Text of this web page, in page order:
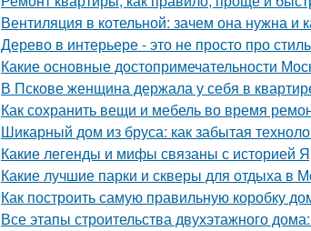
Вентиляция в котельной: зачем она нужна и
Дерево в интерьере - это не просто про
Какие основные достопримечательности
В Пскове женщина держала у себя в
Как сохранить вещи и мебель во время
Шикарный дом из бруса: как забытая
Какие легенды и мифы связаны с историей
Какие лучшие парки и скверы для отдыха в
Как построить самую правильную коробку
Все этапы строительства двухэтажного